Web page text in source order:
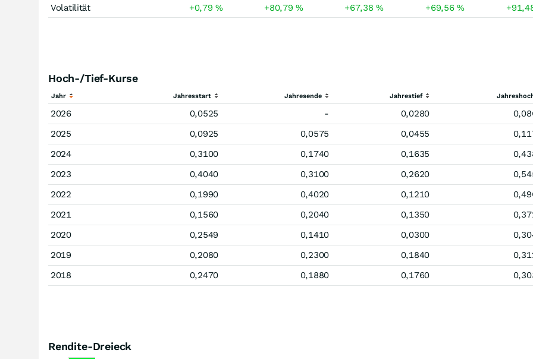
Volatilität
+0,79% +80,79% +67,38% +69,56%
Hoch-/Tief-Kurse
Jahr Jahresstart Jahresende Jahrestief
2026 0,0525 - 0,0280
2025
0,0925 0,0575 0,0455
2024
0,3100 0,1740 0,1635
2023
0,4040 0,3100 0,2620
2022
0,1990 0,4020 0,1210
2021
0,1560 0,2040 0,1350
2020
0,2549 0,1410 0,0300
2019
0,2080 0,2300 0,1840
2018
0,2470 0,1880 0,1760
Rendite-Dreieck